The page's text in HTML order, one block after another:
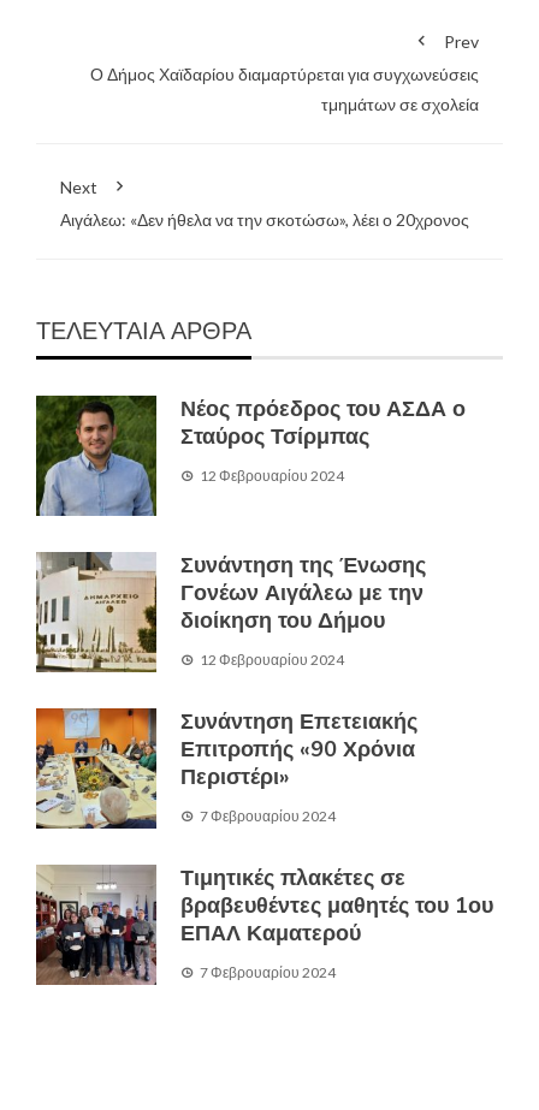
Prev
Ο Δήμος Χαϊδαρίου διαμαρτύρεται για συγχωνεύσεις
τμημάτων σε σχολεία
Next
Αιγάλεω: «Δεν ήθελα να την σκοτώσω», λέει ο 20χρονος
ΤΕΛΕΥΤΑΙΑ ΑΡΘΡΑ
Νέος πρόεδρος του ΑΣΔΑ ο
Σταύρος Τσίρμπας
12 Φεβρουαρίου 2024
Συνάντηση της Ένωσης
Γονέων Αιγάλεω με την
διοίκηση του Δήμου
12 Φεβρουαρίου 2024
Συνάντηση Επετειακής
Επιτροπής «90 Χρόνια
Περιστέρι»
7 Φεβρουαρίου 2024
Τιμητικές πλακέτες σε
βραβευθέντες μαθητές του 1ου
ΕΠΑΛ Καματερού
7 Φεβρουαρίου 2024